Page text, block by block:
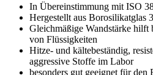
In Übereinstimmung mit ISO
Hergestellt aus Borosilikatglas
Gleichmäßige Wandstärke hilft
von Flüssigkeiten
Hitze- und kältebeständig,
aggressive Stoffe im Labor
besonders gut geeignet für den